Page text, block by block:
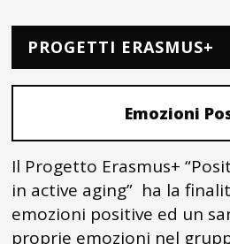
PROGETTI ERASMUS+
Emozioni
Il Progetto Erasmus+
in active aging” ha la
emozioni positive ed un
proprie emozioni nel